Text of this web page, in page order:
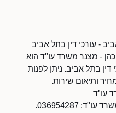
- עורכי דין בתל אביב
- מצנר משרד עו"ד הוא
בתל אביב. ניתן לפנות
ותיאום שירות.
עו"ד
036954287.